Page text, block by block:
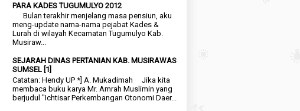
PARA KADES TUGUMULYO 2012
Bulan terakhir menjelang masa pensiun, aku
meng-update nama-nama pejabat Kades &
Lurah di wilayah Kecamatan Tugumulyo Kab.
Musiraw...
SEJARAH DINAS PERTANIAN KAB. MUSIRAWAS
SUMSEL [1]
Catatan: Hendy UP *] A. Mukadimah Jika kita
membaca buku karya Mr. Amrah Muslimin yang
berjudul "Ichtisar Perkembangan Otonomi Daer...